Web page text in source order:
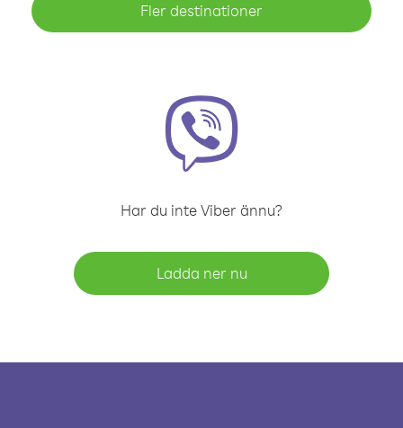
Fler destinationer
Har du inte Viber ännu?
Ladda ner nu